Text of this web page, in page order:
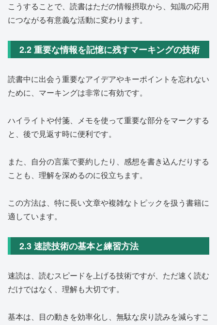
こうすることで、読書はただの情報摂取から、知識の応用
につながる有意義な活動に変わります。
2.2 重要な情報を記憶に残すマーキングの技術
読書中に出会う重要なアイデアやキーポイントを忘れない
ために、マーキングは非常に有効です。
ハイライトや付箋、メモを使って重要な部分をマークする
と、後で見返す時に便利です。
また、自分の言葉で要約したり、感想を書き込んだりする
ことも、理解を深めるのに役立ちます。
この方法は、特に長い文章や複雑なトピックを扱う書籍に
適しています。
2.3 速読技術の基本と練習方法
速読は、読むスピードを上げる技術ですが、ただ速く読む
だけではなく、理解も大切です。
基本は、目の動きを効率化し、無駄な戻り読みを減らすこ